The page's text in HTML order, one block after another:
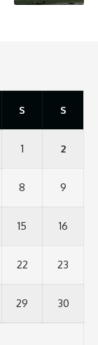
S S
1 2
8 9
15 16
22 23
29 30